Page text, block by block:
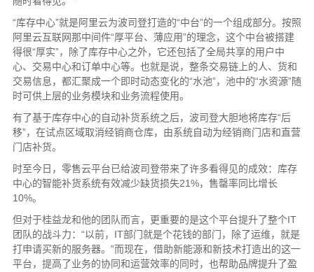
“库存中心”就是阿里云为波司登打造的“中台”的一个组成部分。按照
阿里云互联网那中间件“厚平台、薄应用”的理念，这个中台被搭建
得很“厚实”，除了库存中心之外，它还包括了全局共享的用户中
心、交易中心和订单中心等。也就是说，整条交易链上的人、货和
交易信息，都汇聚成一个即时动态变化的“水池”，池中的“水资源”随
时可供上层的业务模块和业务流程使用。
有了基于库存中心的自动补货系统之后，波司登大胆地将库存“后
移”，在试点区域取消经销商仓库，由系统自动为经销商门店和直营
门店补货。
时至今日，零售云平台已给波司登带来了许多看得见的成效：库存
中心的智能补货系统有效减少缺货损失21%，售罄率同比增长
10%。
但对于桂益龙和他的团队而言，更重要的是这个平台提升了整个IT
团队的战斗力：“以前，IT部门就是个花钱的部门，除了运维，就是
打申请买新的服务器。”而现在，借助新能源和新技术打造出的这一
平台，提高了业务的协同和运营效率的同时，也帮助品牌提升了盈